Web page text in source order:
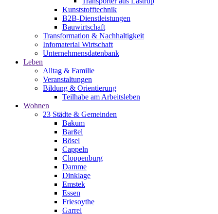
Kunststofftechnik
B2B-Dienstleistungen
Bauwirtschaft
Transformation & Nachhaltigkeit
Infomaterial Wirtschaft
Unternehmensdatenbank
Leben
Alltag & Familie
Veranstaltungen
Bildung & Orientierung
Teilhabe am Arbeitsleben
Wohnen
23 Städte & Gemeinden
Bakum
Barßel
Bösel
Cappeln
Cloppenburg
Damme
Dinklage
Emstek
Essen
Friesoythe
Garrel